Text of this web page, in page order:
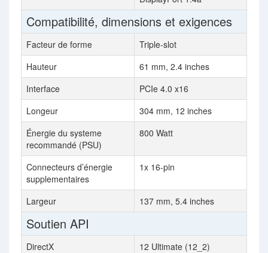
Compatibilité, dimensions et exigences
Facteur de forme
Triple-slot
Hauteur
61 mm, 2.4 inches
Interface
PCIe 4.0 x16
Longeur
304 mm, 12 inches
Énergie du systeme
recommandé (PSU)
800 Watt
Connecteurs d’énergie
supplementaires
1x 16-pin
Largeur 137 mm, 5.4 inches
Soutien API
DirectX
12 Ultimate (12_2)